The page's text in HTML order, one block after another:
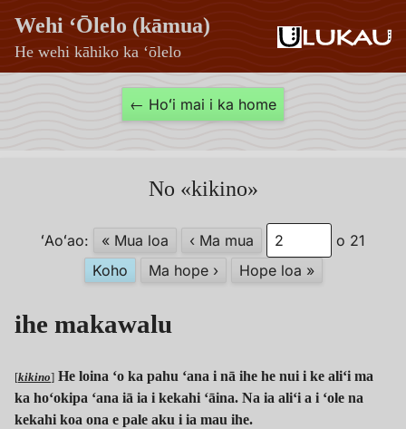
Wehi ʻŌlelo (kāmua)
He wehi kāhiko ka ʻōlelo
← Hoʻi mai i ka home
No «kikino»
ʻAoʻao: « Mua loa ‹ Ma mua
o 21
Koho
Ma hope › Hope loa »
ihe makawalu
[kikino] He loina ʻo ka pahu ʻana i nā ihe he nui i ke aliʻi ma
ka hoʻokipa ʻana iā ia i kekahi ʻāina. Na ia aliʻi a i ʻole na
kekahi koa ona e pale aku i ia mau ihe.